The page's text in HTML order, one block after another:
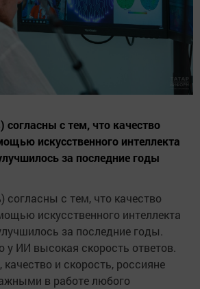
согласны с тем, что качество
искусственного интеллекта
за последние годы
согласны с тем, что качество
искусственного интеллекта
за последние годы.
у ИИ высокая скорость ответов.
и скорость, россияне
в работе любого